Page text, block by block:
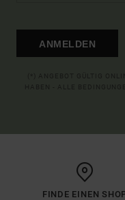
ANMELDEN
FINDE EINEN